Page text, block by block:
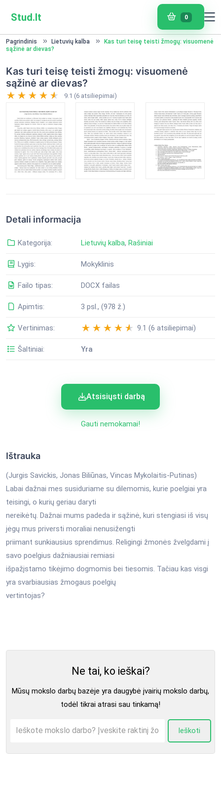
Stud.lt 0
Pagrindinis Lietuvių kalba
Kas turi teisę teisti žmogų: visuomenė
sąžinė ar dievas?
Kas turi teisę teisti žmogų: visuomenė
sąžinė ar dievas?
9.1 (6 atsiliepimai)
Detali informacija
Kategorija: Lietuvių kalba, Rašiniai
Lygis: Mokyklinis
Failo tipas: DOCX failas
Apimtis: 3 psl., (978 ž.)
Vertinimas: 9.1 (6 atsiliepimai)
Šaltiniai: Yra
Atsisiųsti darbą
Gauti nemokamai!
Ištrauka
(Jurgis Savickis, Jonas Biliūnas, Vincas Mykolaitis-Putinas)
Labai dažnai mes susiduriame su dilemomis, kurie poelgiai yra
teisingi, o kurių geriau daryti
nereikėtų. Dažnai mums padeda ir sąžinė, kuri stengiasi iš visų
jėgų mus priversti moraliai nenusižengti
priimant sunkiausius sprendimus. Religingi žmonės žvelgdami į
savo poelgius dažniausiai remiasi
išpažįstamo tikėjimo dogmomis bei tiesomis. Tačiau kas visgi
yra svarbiausias žmogaus poelgių
vertintojas?
Ne tai, ko ieškai?
Mūsų mokslo darbų bazėje yra daugybė įvairių mokslo darbų,
todėl tikrai atrasi sau tinkamą!
Ieškoti